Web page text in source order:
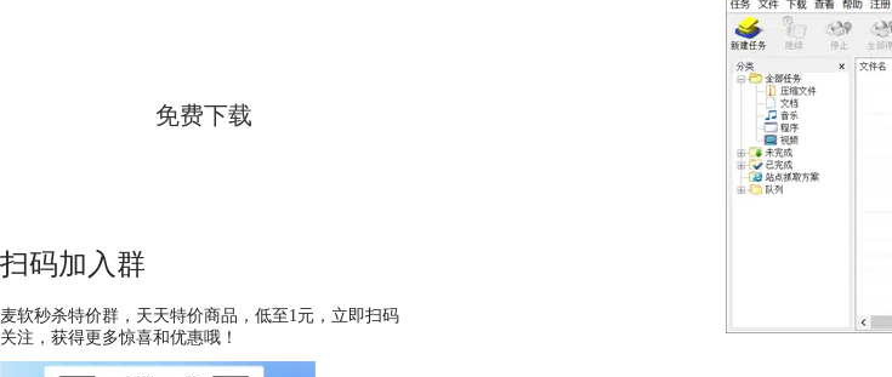
免费下载
扫码加入群
麦软秒杀特价群，天天特价商品，低至1元，立即扫码
关注，获得更多惊喜和优惠哦！